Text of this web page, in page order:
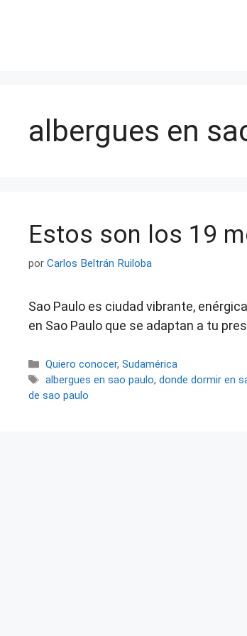
albergues en
Estos son los 19
por Carlos Beltrán Ruiloba
Sao Paulo es ciudad vibrante,
en Sao Paulo que se adaptan a tu
Categorías
Quiero conocer,Sudamérica
Etiquetas
albergues en sao paulo,donde dormir en
de sao paulo